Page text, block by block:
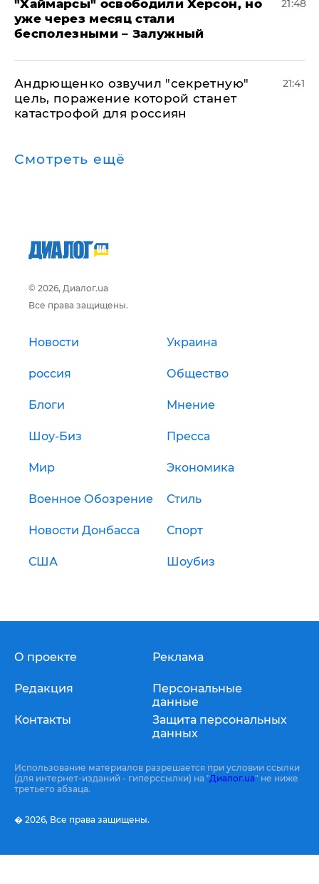
"Хаймарсы" освободили Херсон, но
уже через месяц стали
бесполезными – Залужный
21:48
Андрющенко озвучил "секретную"
цель, поражение которой станет
катастрофой для россиян
21:41
Смотреть ещё
© 2026, Диалог.ua
Все права защищены.
Новости Украина
россия Общество
Блоги Мнение
Шоу-Биз Пресса
Мир Экономика
Военное Обозрение Стиль
Новости Донбасса Спорт
США Шоубиз
О проекте
Редакция
Контакты
Реклама
Персональные
данные
Защита персональных
данных
Использование материалов разрешается при условии ссылки
(для интернет-изданий - гиперссылки) на "Диалог.ua" не ниже
третьего абзаца.
� 2026, Все права защищены.